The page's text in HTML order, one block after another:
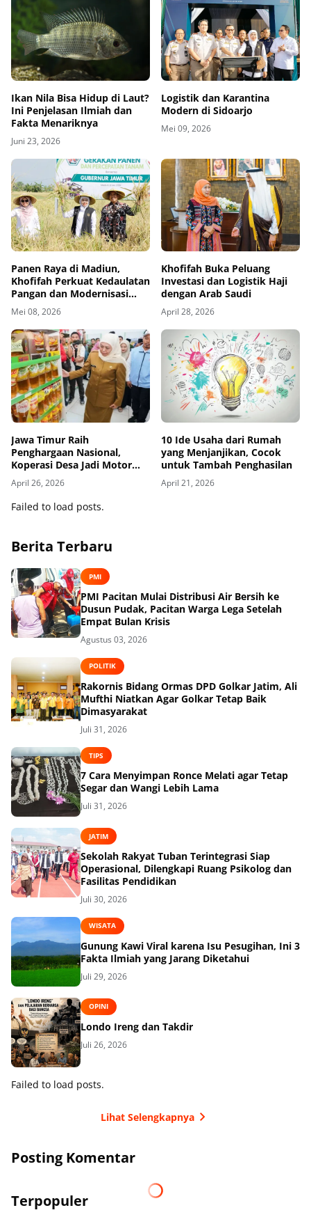
Ikan Nila Bisa Hidup di Laut?
Ini Penjelasan Ilmiah dan
Fakta Menariknya
Juni 23, 2026
Logistik dan Karantina
Modern di Sidoarjo
Mei 09, 2026
Panen Raya di Madiun,
Khofifah Perkuat Kedaulatan
Pangan dan Modernisasi
Pertanian
Mei 08, 2026
Khofifah Buka Peluang
Investasi dan Logistik Haji
dengan Arab Saudi
April 28, 2026
Jawa Timur Raih
Penghargaan Nasional,
Koperasi Desa Jadi Motor
Ekonomi Baru
April 26, 2026
10 Ide Usaha dari Rumah
yang Menjanjikan, Cocok
untuk Tambah Penghasilan
April 21, 2026
Failed to load posts.
Berita Terbaru
PMI
PMI Pacitan Mulai Distribusi Air Bersih ke
Dusun Pudak, Pacitan Warga Lega Setelah
Empat Bulan Krisis
Agustus 03, 2026
POLITIK
Rakornis Bidang Ormas DPD Golkar Jatim, Ali
Mufthi Niatkan Agar Golkar Tetap Baik
Dimasyarakat
Juli 31, 2026
TIPS
7 Cara Menyimpan Ronce Melati agar Tetap
Segar dan Wangi Lebih Lama
Juli 31, 2026
JATIM
Sekolah Rakyat Tuban Terintegrasi Siap
Operasional, Dilengkapi Ruang Psikolog dan
Fasilitas Pendidikan
Juli 30, 2026
WISATA
Gunung Kawi Viral karena Isu Pesugihan, Ini 3
Fakta Ilmiah yang Jarang Diketahui
Juli 29, 2026
OPINI
Londo Ireng dan Takdir
Juli 26, 2026
Failed to load posts.
Lihat Selengkapnya
Posting Komentar
Terpopuler